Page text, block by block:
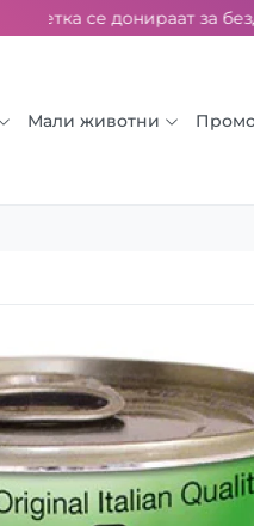
се донираат за
Мали животни